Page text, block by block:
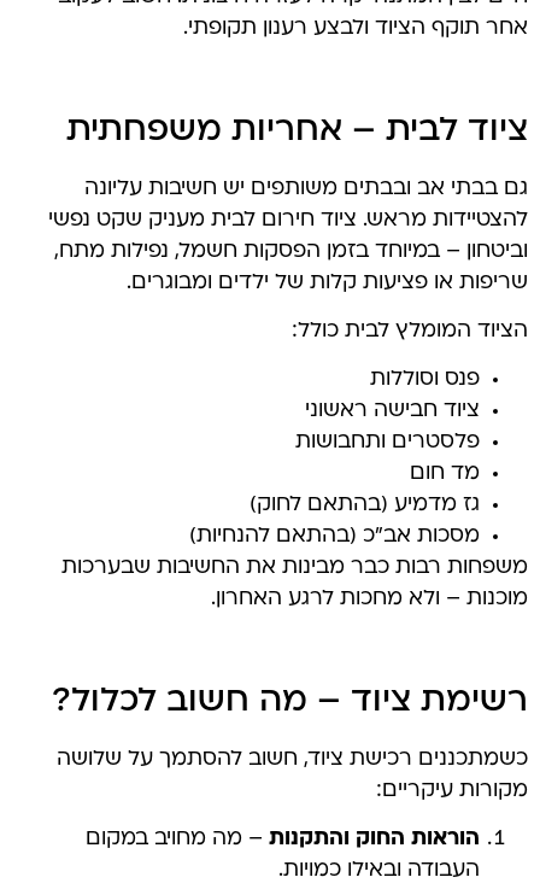
אחר תוקף הציוד ולבצע רענון תקופתי.
ציוד לבית – אחריות משפחתית
גם בבתי אב ובבתים משותפים יש חשיבות עליונה
להצטיידות מראש. ציוד חירום לבית מעניק שקט נפשי
וביטחון – במיוחד בזמן הפסקות חשמל, נפילות מתח,
שריפות או פציעות קלות של ילדים ומבוגרים.
הציוד המומלץ לבית כולל:
פנס וסוללות
ציוד חבישה ראשוני
פלסטרים ותחבושות
מד חום
גז מדמיע (בהתאם לחוק)
מסכות אב"כ (בהתאם להנחיות)
משפחות רבות כבר מבינות את החשיבות שבערכות
מוכנות – ולא מחכות לרגע האחרון.
רשימת ציוד – מה חשוב לכלול?
כשמתכננים רכישת ציוד, חשוב להסתמך על שלושה
מקורות עיקריים:
הוראות החוק והתקנות – מה מחויב במקום
העבודה ובאילו כמויות.